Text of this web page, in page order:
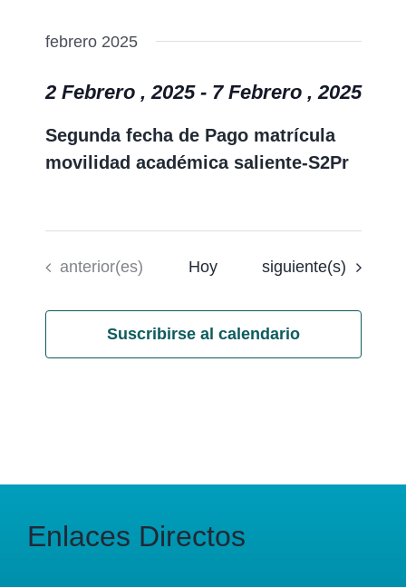
febrero 2025
Segunda fecha de Pago matrícula
movilidad académica saliente-S2Pr
2 Febrero , 2025- 7 Febrero , 2025
Eventos
anterior(es) Hoy Eventos
siguiente(s)
Suscribirse al calendario
Enlaces Directos